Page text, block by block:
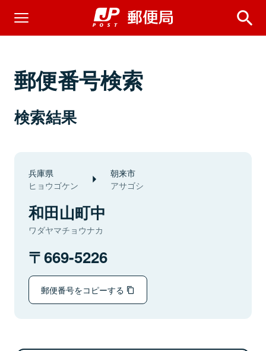
郵便番号検索
検索結果
兵庫県
ヒョウゴケン
朝来市
アサゴシ
和田山町中
ワダヤマチョウナカ
669-5226
郵便番号をコピーする